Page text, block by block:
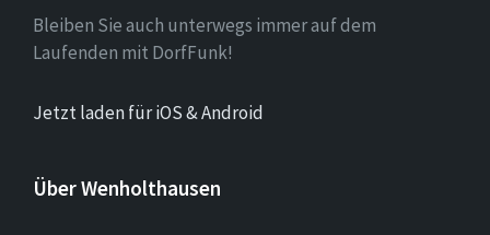
Bleiben Sie auch unterwegs immer auf dem
Laufenden mit DorfFunk!
Jetzt laden für iOS & Android
Über Wenholthausen